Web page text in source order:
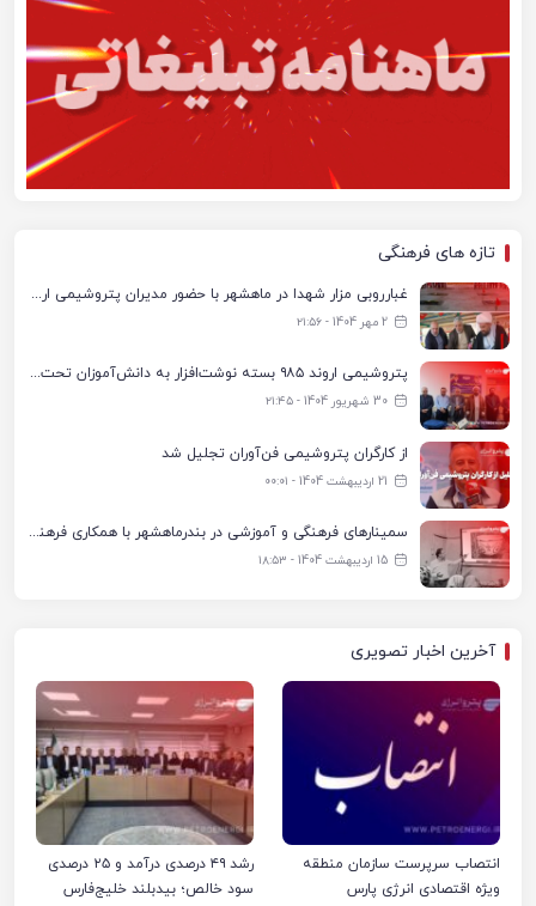
تازه های فرهنگی
غبارروبی مزار شهدا در ماهشهر با حضور مدیران پتروشیمی اروند و مسئولان شهری
2 مهر 1404 - ۲۱:۵۶
پتروشیمی اروند ۹۸۵ بسته نوشت‌افزار به دانش‌آموزان تحت پوشش کمیته امداد بندرماهشهر اهدا کرد
30 شهریور 1404 - ۲۱:۴۵
از کارگران پتروشیمی فن‌آوران تجلیل شد
21 اردیبهشت 1404 - ۰۰:۰۱
سمینارهای فرهنگی و آموزشی در بندرماهشهر با همکاری فرهنگ‌سرای پتروشیمی مارون
15 اردیبهشت 1404 - ۱۸:۵۳
آخرین اخبار تصویری
انتصاب سرپرست سازمان منطقه
ویژه اقتصادی انرژی پارس
رشد ۴۹ درصدی درآمد و ۲۵ درصدی
سود خالص؛ بیدبلند خلیج‌فارس